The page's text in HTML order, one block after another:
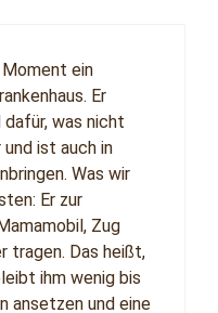
Moment ein
Er
was nicht
ist auch in
Was wir
Er zur
Zug
tragen. Das heißt,
ihm wenig bis
ansetzen und eine